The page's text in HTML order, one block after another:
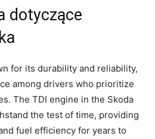
dotyczące⁢
for ⁣its ‌durability ⁢and reliability,
among drivers who prioritize
The TDI‌ engine in​ the ⁣Skoda
the ⁣test of time, providing
fuel efficiency for years ​to